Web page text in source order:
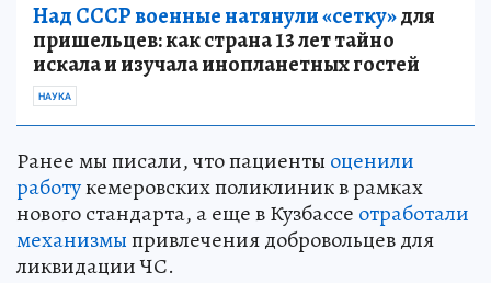
Над СССР военные натянули «сетку»для
пришельцев: как страна 13 лет тайно
искала и изучала инопланетных гостей
НАУКА
Ранее мы писали, что пациенты оценили
работукемеровских поликлиник в рамках
нового стандарта, а еще в Кузбассе отработали
механизмыпривлечения добровольцев для
ликвидации ЧС.